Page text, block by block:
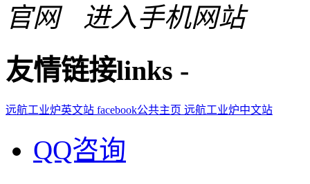
进入手机网站
友情链接links -
远航工业炉英文站 facebook公共主页 远航工业炉中文站
QQ咨询